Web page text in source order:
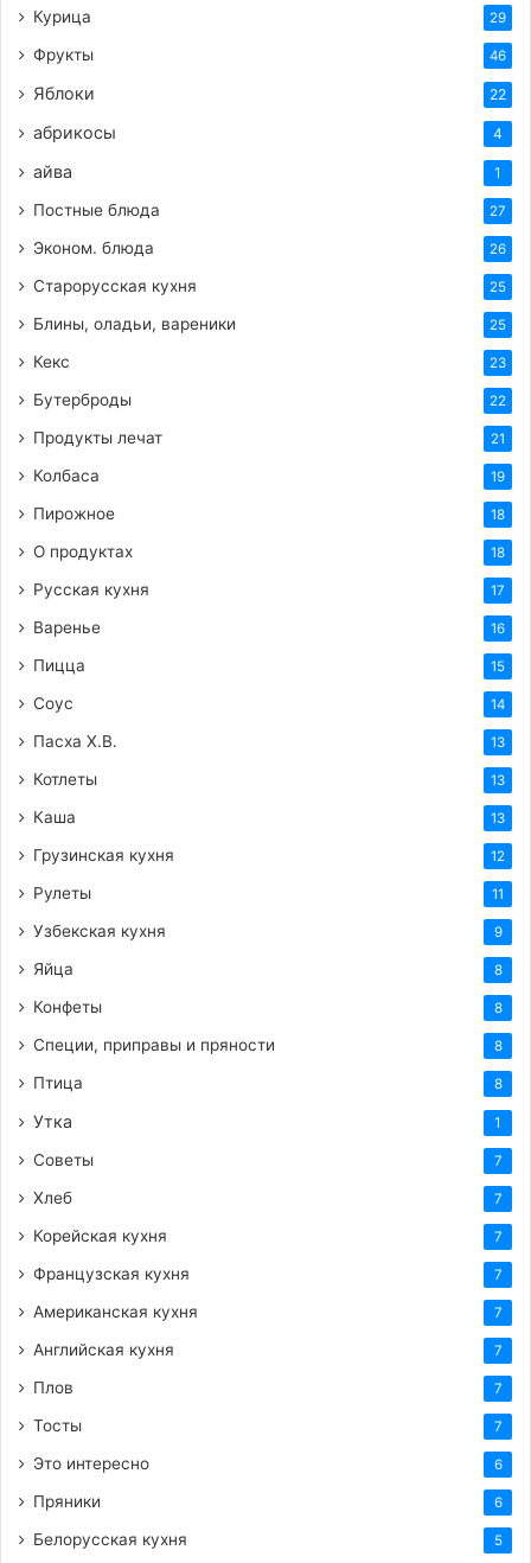
Курица 29
Фрукты 46
Яблоки 22
абрикосы 4
айва 1
Постные блюда 27
Эконом. блюда 26
Старорусская кухня 25
Блины, оладьи, вареники 25
Кекс 23
Бутерброды 22
Продукты лечат 21
Колбаса 19
Пирожное 18
О продуктах 18
Русская кухня 17
Варенье 16
Пицца 15
Соус 14
Пасха Х.В. 13
Котлеты 13
Каша 13
Грузинская кухня 12
Рулеты 11
Узбекская кухня 9
Яйца 8
Конфеты 8
Специи, приправы и пряности 8
Птица 8
Утка 1
Советы 7
Хлеб 7
Корейская кухня 7
Французская кухня 7
Американская кухня 7
Английская кухня 7
Плов 7
Тосты 7
Это интересно 6
Пряники 6
Белорусская кухня 5